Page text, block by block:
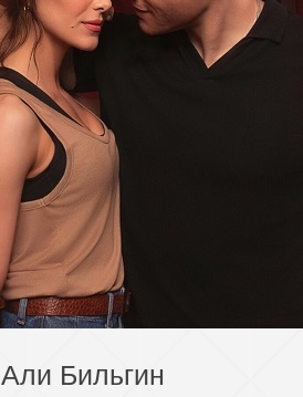
Али Бильгин